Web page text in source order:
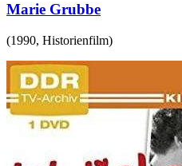
Marie Grubbe
(1990, Historienfilm)